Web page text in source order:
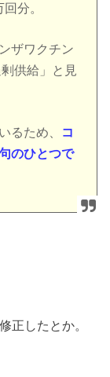
分。
ザワクチン
供給」と見
るため、
コ
のひとつで
正したとか。